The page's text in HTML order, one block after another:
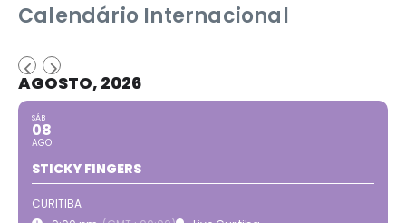
Calendário Internacional
AGOSTO, 2026
SÁB
08
AGO
STICKY FINGERS
CURITIBA